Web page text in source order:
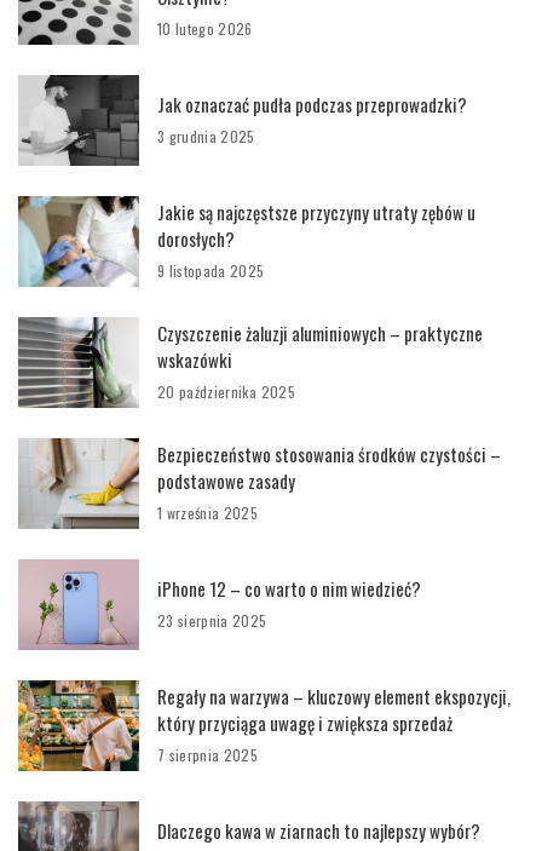
10 lutego 2026
Jak oznaczać pudła podczas przeprowadzki?
3 grudnia 2025
Jakie są najczęstsze przyczyny utraty zębów u
dorosłych?
9 listopada 2025
Czyszczenie żaluzji aluminiowych – praktyczne
wskazówki
20 października 2025
Bezpieczeństwo stosowania środków czystości –
podstawowe zasady
1 września 2025
iPhone 12 – co warto o nim wiedzieć?
23 sierpnia 2025
Regały na warzywa – kluczowy element ekspozycji,
który przyciąga uwagę i zwiększa sprzedaż
7 sierpnia 2025
Dlaczego kawa w ziarnach to najlepszy wybór?